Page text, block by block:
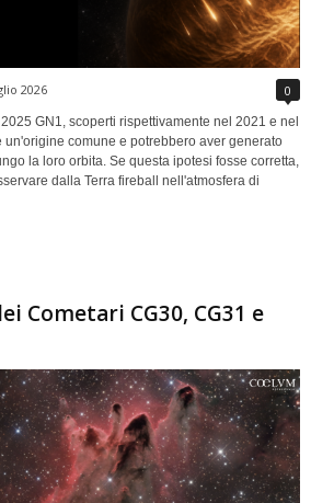
2026 0
GN1, scoperti rispettivamente nel 2021 e nel
comune e potrebbero aver generato
la loro orbita. Se questa ipotesi fosse corretta,
dalla Terra fireball nell'atmosfera di
Cometari CG30, CG31 e